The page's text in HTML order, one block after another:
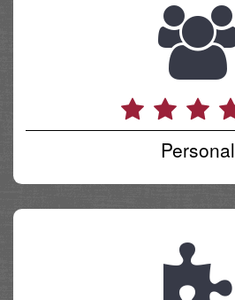
Personal